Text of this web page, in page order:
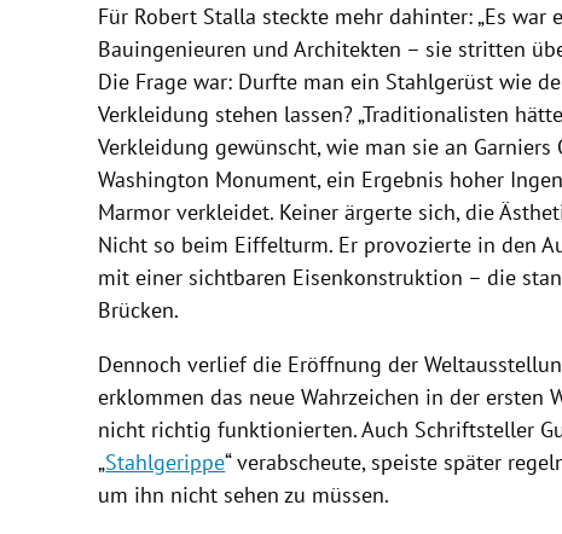
Für Robert Stalla steckte mehr dahinter: „Es war
Bauingenieuren und Architekten – sie stritten
Die Frage war: Durfte man ein Stahlgerüst wie
Verkleidung stehen lassen? „Traditionalisten
Verkleidung gewünscht, wie man sie an Garniers
Washington Monument, ein Ergebnis hoher
Marmor verkleidet. Keiner ärgerte sich, die
Nicht so beim Eiffelturm. Er provozierte in den
mit einer sichtbaren Eisenkonstruktion – die
Brücken.
Dennoch verlief die Eröffnung der
erklommen das neue Wahrzeichen in der ersten
nicht richtig funktionierten. Auch Schriftsteller
„Stahlgerippe“ verabscheute, speiste später
um ihn nicht sehen zu müssen.